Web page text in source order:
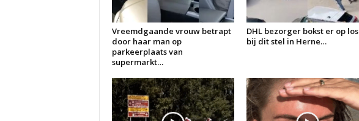
Vreemdgaande vrouw betrapt
door haar man op
parkeerplaats van
supermarkt…
DHL bezorger bokst er op los
bij dit stel in Herne…